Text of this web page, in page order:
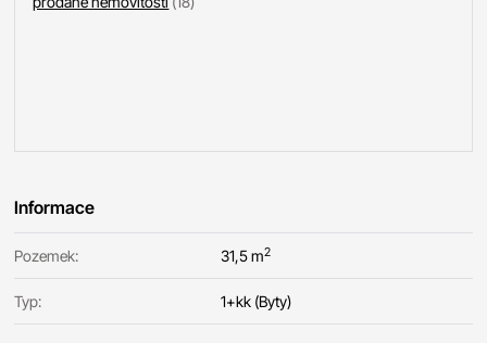
Informace
Pozemek: 31,5 m2
Typ: 1+kk (Byty)